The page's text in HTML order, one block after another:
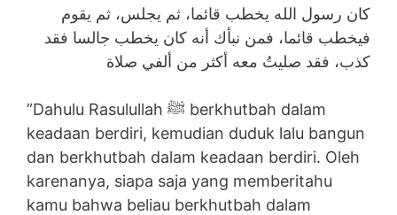
كان رسول الله يخطب قائما، ثم يجلس، ثم يقوم
فيخطب قائما، فمن نبأك أنه كان يخطب جالسا فقد
كذب، فقد صليتُ معه أكثر من ألفي صلاة
”Dahulu Rasulullah ﷺ berkhutbah dalam
keadaan berdiri, kemudian duduk lalu bangun
dan berkhutbah dalam keadaan berdiri. Oleh
karenanya, siapa saja yang memberitahu
kamu bahwa beliau berkhutbah dalam